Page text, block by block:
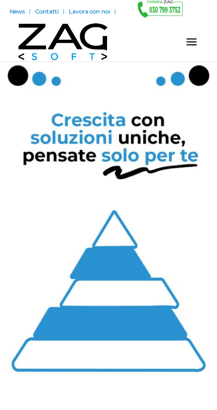
News Contatti Lavora con noi